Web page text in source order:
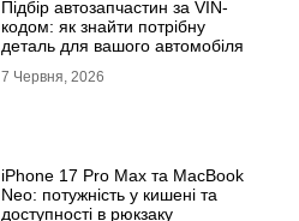
Підбір автозапчастин за VIN-
кодом: як знайти потрібну
деталь для вашого автомобіля
7 Червня, 2026
iPhone 17 Pro Max та MacBook
Neo: потужність у кишені та
доступності в рюкзаку